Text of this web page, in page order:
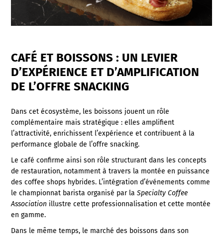
CAFÉ ET BOISSONS : UN LEVIER
D’EXPÉRIENCE ET D’AMPLIFICATION
DE L’OFFRE SNACKING
Dans cet écosystème, les boissons jouent un rôle
complémentaire mais stratégique : elles amplifient
l’attractivité, enrichissent l’expérience et contribuent à la
performance globale de l’offre snacking.
Le café confirme ainsi son rôle structurant dans les concepts
de restauration, notamment à travers la montée en puissance
des coffee shops hybrides. L’intégration d’événements comme
le championnat barista organisé par laSpecialty Coffee
Association illustre cette professionnalisation et cette montée
en gamme.
Dans le même temps, le marché des boissons dans son